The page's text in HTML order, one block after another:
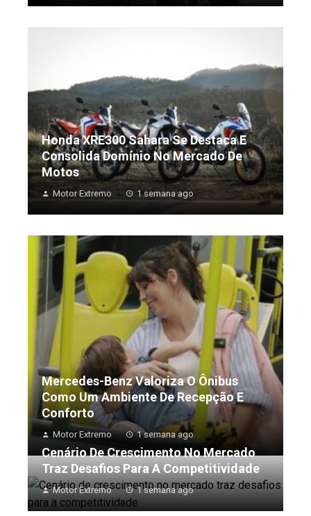
Honda XRE300 Sahara Se Destaca E
Consolida Domínio No Mercado De
Motos
Motor Extremo 1 semana ago
Mercedes-Benz Valoriza O Ônibus
Como Um Ambiente De Recepção E
Conforto
Motor Extremo 1 semana ago
Cenário De Crescimento No Mercado
Traz Desafios Para A Competitividade
Motor Extremo 1 semana ago